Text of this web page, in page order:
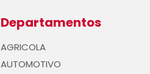
Departamentos
AGRICOLA
AUTOMOTIVO